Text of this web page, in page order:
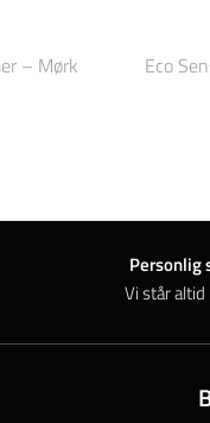
– Mørk
Eco
Personlig
Vi står